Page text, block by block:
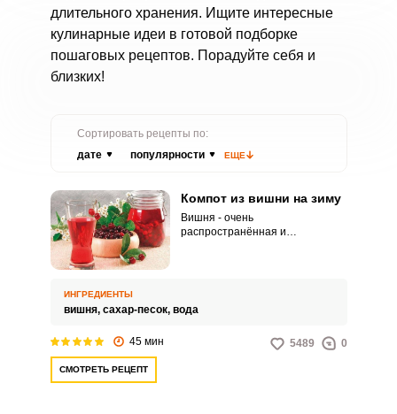
длительного хранения. Ищите интересные
кулинарные идеи в готовой подборке
пошаговых рецептов. Порадуйте себя и
близких!
Сортировать рецепты по:
дате
популярности ЕЩЕ
Компот из вишни на зиму
Вишня - очень
распространённая и
вкусными и сочными.
ИНГРЕДИЕНТЫ
вишня, сахар-песок, вода
45 мин 5489 0
СМОТРЕТЬ РЕЦЕПТ